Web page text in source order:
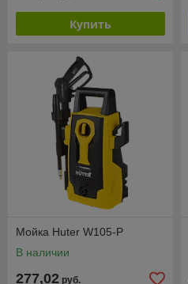
Купить
Мойка Huter W105-P
В наличии
277,02 руб.